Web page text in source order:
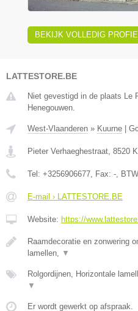
BEKIJK VOLLEDIG
LATTESTORE.BE
Niet gevestigd in de plaats Le
Henegouwen.
West-Vlaanderen » Kuurne
Pieter Verhaeghestraat, 8520
Tel: +3256906677, Fax: -,
E-mail › LATTESTORE.BE
Website: https://
Raamdecoratie en zonwering
lamellen, ▼
Rolgordijnen, Horizontale
▼
Er wordt gewerkt op afspraak.